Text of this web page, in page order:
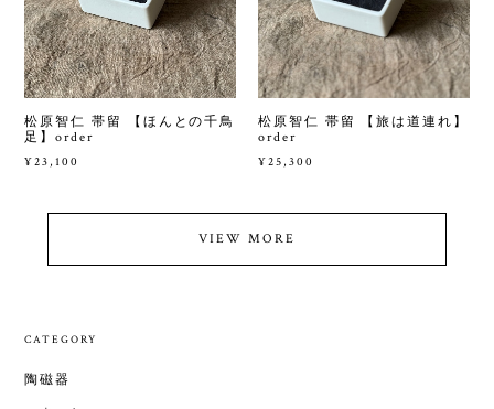
松原智仁 帯留 【ほんとの千鳥
足】order
¥23,100
松原智仁 帯留 【旅は道連れ】
order
¥25,300
VIEW MORE
CATEGORY
陶磁器